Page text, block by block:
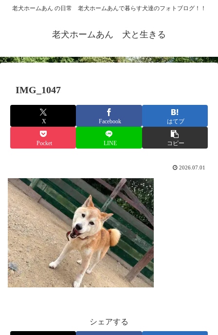
老犬ホームあん の日常 老犬ホームあんで暮らす犬達のフォトブログ！！
老犬ホームあん 犬と生きる
IMG_1047
X Facebook はてブ
Pocket LINE コピー
2026.07.01
シェアする